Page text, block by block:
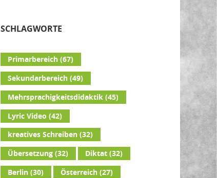
SCHLAGWORTE
Primarbereich (67)
Sekundarbereich (49)
Mehrsprachigkeitsdidaktik (45)
Lyric Video (42)
kreatives Schreiben (32)
Übersetzung (32) Diktat (32)
Berlin (30) Österreich (27)